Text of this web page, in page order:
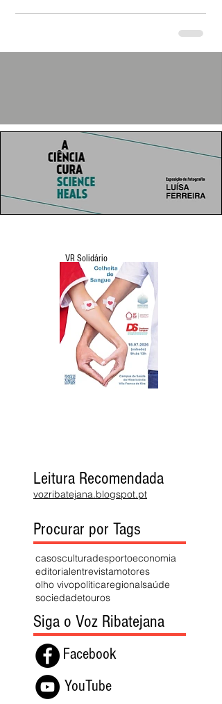
VR Solidário
Leitura Recomendada
vozribatejana.blogspot.pt
Procurar por Tags
casosculturadesportoeconomia
editorialentrevistamotores
olho vivopolíticaregionalsaúde
sociedadetouros
Siga o Voz Ribatejana
Facebook
YouTube